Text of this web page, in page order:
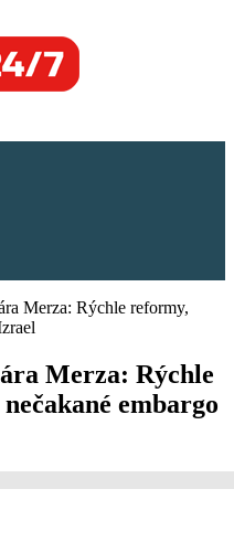
Merza: Rýchle reformy,
Merza: Rýchle
embargo